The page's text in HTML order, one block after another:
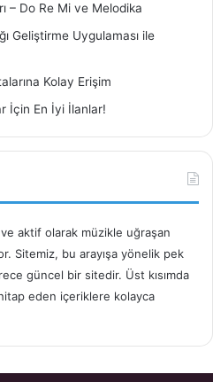
– Do Re Mi ve Melodika
Geliştirme Uygulaması ile
Kolay Erişim
İçin En İyi İlanlar!
aktif olarak müzikle uğraşan
Sitemiz, bu arayışa yönelik pek
güncel bir sitedir. Üst kısımda
eden içeriklere kolayca